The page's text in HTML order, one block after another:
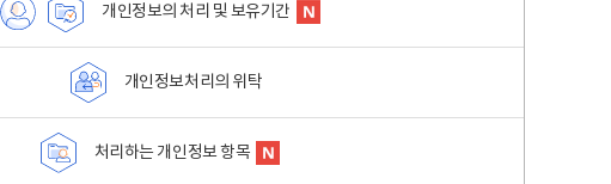
개인정보의 처리 및 보유기간
개인정보처리의 위탁
처리하는 개인정보 항목